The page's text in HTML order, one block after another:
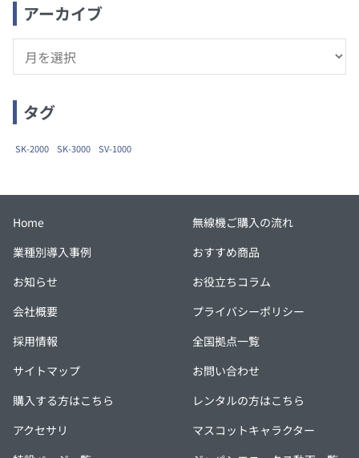
アーカイブ
イ
ブ
タグ
SK-2000 SK-3000 SV-1000
Home
無線機ご購入の流れ
業種別導入事例
おすすめ商品
お知らせ
お役立ちコラム
会社概要
プライバシーポリシー
採用情報
全国拠点一覧
サイトマップ
お問い合わせ
購入する方はこちら
レンタルの方はこちら
アクセサリ
マスコットキャラクター